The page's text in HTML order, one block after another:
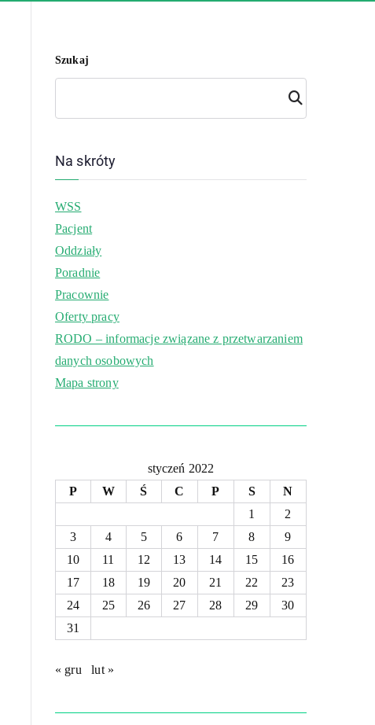
Szukaj
Szuk
aj
Na skróty
WSS
Pacjent
Oddziały
Poradnie
Pracownie
Oferty pracy
RODO – informacje związane z przetwarzaniem
danych osobowych
Mapa strony
styczeń 2022
P
W Ś C P S
N
1
2
3
4 5 6 7 8
9
10
11 12 13 14 15
16
17
18 19 20 21 22
23
24
25 26 27 28 29
30
31
« gru lut »